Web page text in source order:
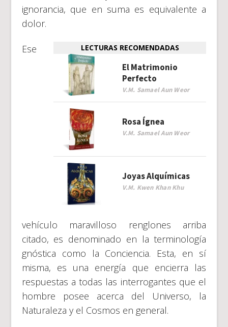
ignorancia, que en suma es equivalente a
dolor.
LECTURAS RECOMENDADAS
El Matrimonio
Perfecto
V.M. Samael Aun Weor
Rosa Ígnea
V.M. Samael Aun Weor
Joyas Alquímicas
V.M. Kwen Khan Khu
Ese
vehículo maravilloso renglones arriba
citado, es denominado en la terminología
gnóstica como la Conciencia. Esta, en sí
misma, es una energía que encierra las
respuestas a todas las interrogantes que el
hombre posee acerca del Universo, la
Naturaleza y el Cosmos en general.